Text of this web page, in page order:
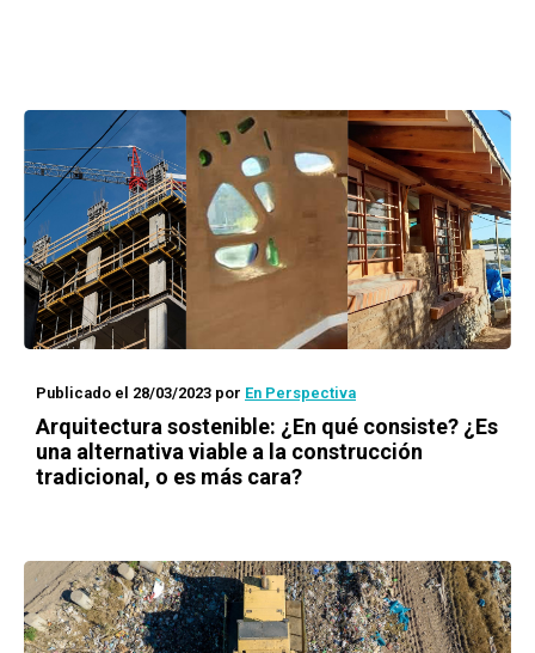
Publicado el 28/03/2023 por En Perspectiva
Arquitectura sostenible: ¿En qué consiste? ¿Es
una alternativa viable a la construcción
tradicional, o es más cara?